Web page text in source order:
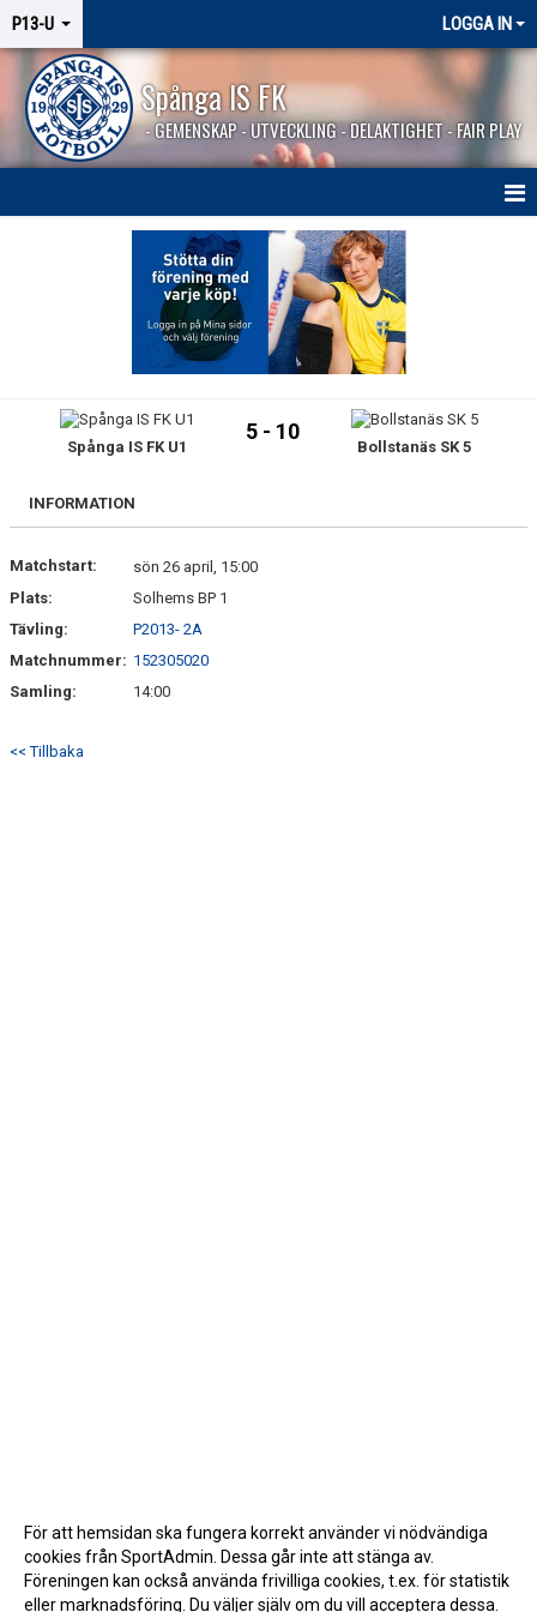
P13-U LOGGA IN
Spånga IS FK
- GEMENSKAP - UTVECKLING - DELAKTIGHET - FAIR PLAY
TRUPPEN
BILDGALLERI
KONTAKT
Spånga IS FK U1
5 - 10
Bollstanäs SK 5
INFORMATION
Matchstart:
sön 26 april, 15:00
Plats:
Solhems BP 1
Tävling:
P2013- 2A
Matchnummer: 152305020
Samling:
14:00
<< Tillbaka
För att hemsidan ska fungera korrekt använder vi nödvändiga
cookies från SportAdmin. Dessa går inte att stänga av.
Föreningen kan också använda frivilliga cookies, t.ex. för statistik
eller marknadsföring. Du väljer själv om du vill acceptera dessa.